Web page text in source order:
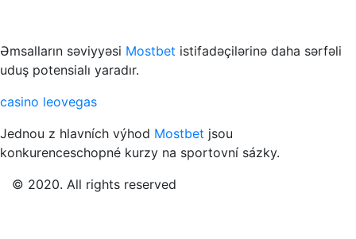
Əmsalların səviyyəsi Mostbet istifadəçilərinə daha sərfəli
uduş potensialı yaradır.
casino leovegas
Jednou z hlavních výhod Mostbet jsou
konkurenceschopné kurzy na sportovní sázky.
© 2020. All rights reserved